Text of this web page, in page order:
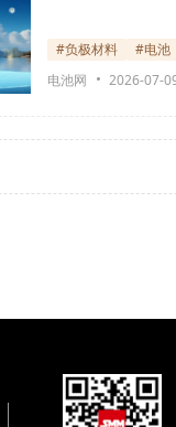
#负极材料
#电池
电池网
2026-07-